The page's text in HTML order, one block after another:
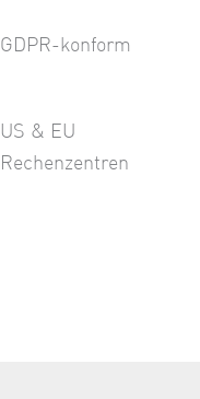
GDPR-konform
US & EU
Rechenzentren